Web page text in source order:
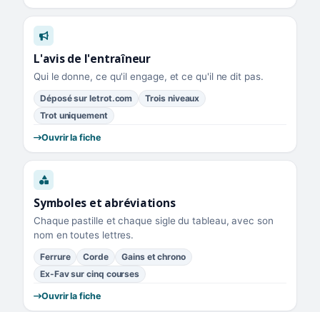
L'avis de l'entraîneur
Qui le donne, ce qu'il engage, et ce qu'il ne dit pas.
Déposé sur letrot.com
Trois niveaux
Trot uniquement
Ouvrir la fiche
Symboles et abréviations
Chaque pastille et chaque sigle du tableau, avec son
nom en toutes lettres.
Ferrure Corde
Gains et chrono
Ex-Fav sur cinq courses
Ouvrir la fiche